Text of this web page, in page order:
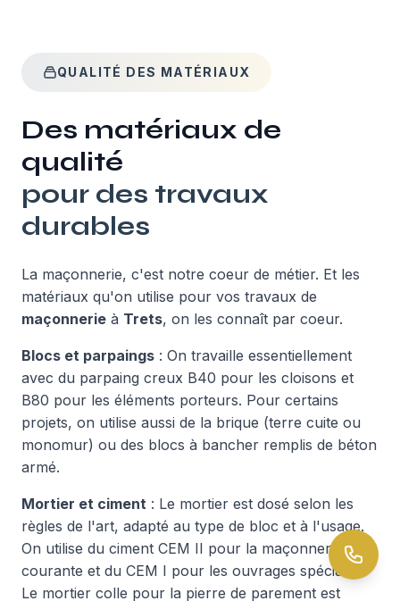
QUALITÉ DES MATÉRIAUX
Des matériaux de
qualité
pour des travaux
durables
La maçonnerie, c'est notre coeur de métier. Et les
matériaux qu'on utilise pour vos travaux de
maçonnerie à Trets, on les connaît par coeur.
Blocs et parpaings : On travaille essentiellement
avec du parpaing creux B40 pour les cloisons et
B80 pour les éléments porteurs. Pour certains
projets, on utilise aussi de la brique (terre cuite ou
monomur) ou des blocs à bancher remplis de béton
armé.
Mortier et ciment : Le mortier est dosé selon les
règles de l'art, adapté au type de bloc et à l'usage.
On utilise du ciment CEM II pour la maçonnerie
courante et du CEM I pour les ouvrages spéciaux.
Le mortier colle pour la pierre de parement est